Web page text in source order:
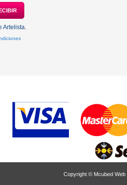
Artelista
Copyright © Mcubed